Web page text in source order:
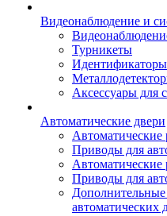
Видеонаблюдение и
Турникеты
Аксессуары для
Автоматические двери
Приводы для
Приводы для
Дополнительные
автоматических